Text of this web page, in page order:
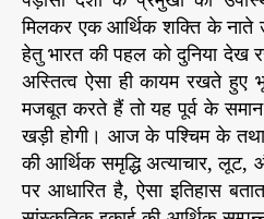
मिलकर एक आर्थिक शक्ति के नाते
हेतु भारत की पहल को दुनिया देख
अस्तित्व ऐसा ही कायम रखते हुए
मजबूत करते हैं तो यह पूर्व के
खड़ी होगी। आज के पश्चिम के
की आर्थिक समृद्धि अत्याचार, लूट,
पर आधारित है, ऐसा इतिहास